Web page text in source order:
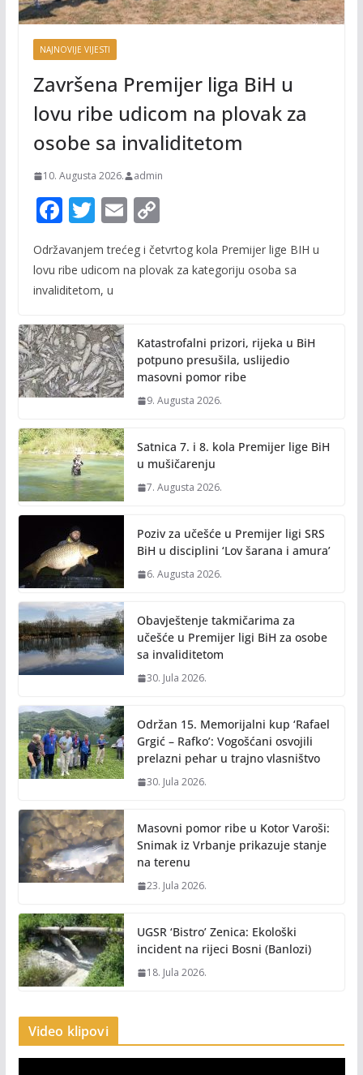
NAJNOVIJE VIJESTI
Završena Premijer liga BiH u
lovu ribe udicom na plovak za
osobe sa invaliditetom
10. Augusta 2026. admin
F
e
b
o
k
T
itt
er
E
m
ai
C
p
n
k
Održavanjem trećeg i četvrtog kola Premijer lige BIH u
lovu ribe udicom na plovak za kategoriju osoba sa
invaliditetom, u
Katastrofalni prizori, rijeka u BiH
potpuno presušila, uslijedio
masovni pomor ribe
9. Augusta 2026.
Satnica 7. i 8. kola Premijer lige BiH
u mušičarenju
7. Augusta 2026.
Poziv za učešće u Premijer ligi SRS
BiH u disciplini ‘Lov šarana i amura’
6. Augusta 2026.
Obavještenje takmičarima za
učešće u Premijer ligi BiH za osobe
sa invaliditetom
30. Jula 2026.
Održan 15. Memorijalni kup ‘Rafael
Grgić – Rafko’: Vogošćani osvojili
prelazni pehar u trajno vlasništvo
30. Jula 2026.
Masovni pomor ribe u Kotor Varoši:
Snimak iz Vrbanje prikazuje stanje
na terenu
23. Jula 2026.
UGSR ‘Bistro’ Zenica: Ekološki
incident na rijeci Bosni (Banlozi)
18. Jula 2026.
Video klipovi